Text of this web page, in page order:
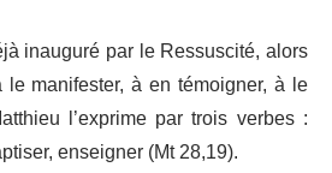
inauguré par le Ressuscité, alors
manifester, à en témoigner, à le
l’exprime par trois verbes :
enseigner (Mt 28,19).